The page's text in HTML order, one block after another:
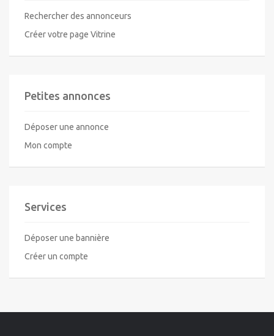
Rechercher des annonceurs
Créer votre page Vitrine
Petites annonces
Déposer une annonce
Mon compte
Services
Déposer une bannière
Créer un compte